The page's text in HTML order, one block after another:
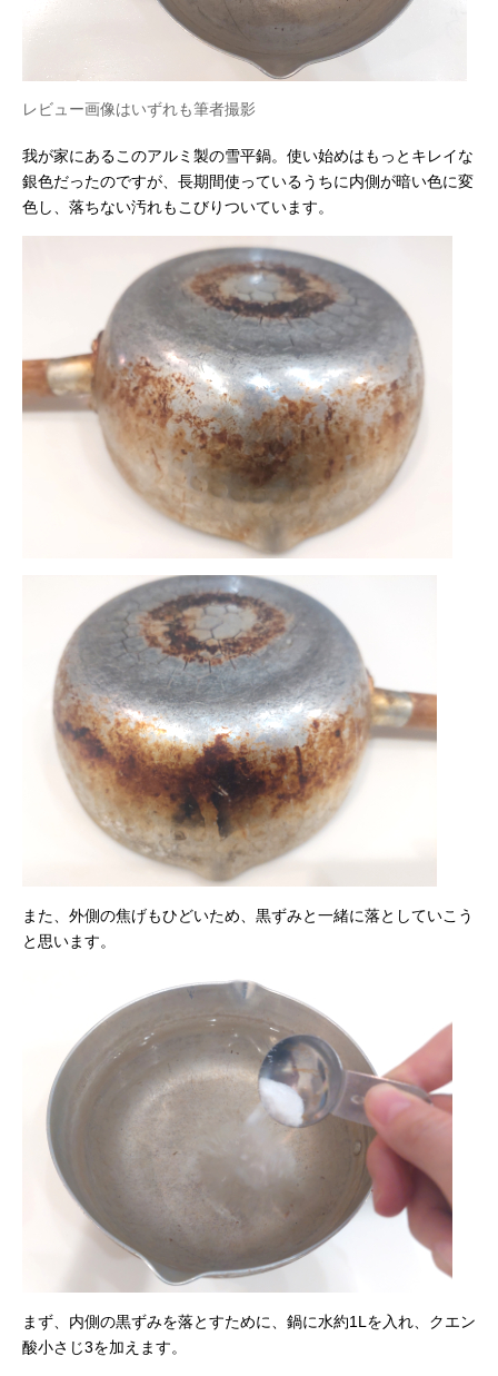
レビュー画像はいずれも筆者撮影
我が家にあるこのアルミ製の雪平鍋。使い始めはもっとキレイな
銀色だったのですが、長期間使っているうちに内側が暗い色に変
色し、落ちない汚れもこびりついています。
また、外側の焦げもひどいため、黒ずみと一緒に落としていこう
と思います。
まず、内側の黒ずみを落とすために、鍋に水約1Lを入れ、クエン
酸小さじ3を加えます。